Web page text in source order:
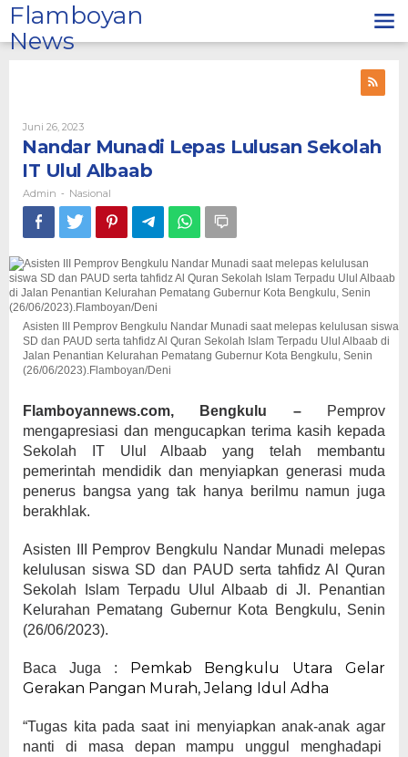
Lewati
ke
konten
Flamboyan
News
Juni 26, 2023Oleh
Admin
Nandar Munadi Lepas Lulusan Sekolah
IT Ulul Albaab
Admin - Nasional
Asisten III Pemprov Bengkulu Nandar Munadi saat melepas kelulusan siswa
SD dan PAUD serta tahfidz Al Quran Sekolah Islam Terpadu Ulul Albaab di
Jalan Penantian Kelurahan Pematang Gubernur Kota Bengkulu, Senin
(26/06/2023).Flamboyan/Deni
Flamboyannews.com, Bengkulu –Pemprov
mengapresiasi dan mengucapkan terima kasih kepada
Sekolah IT Ulul Albaab yang telah membantu
pemerintah mendidik dan menyiapkan generasi muda
penerus bangsa yang tak hanya berilmu namun juga
berakhlak.
Asisten III Pemprov Bengkulu Nandar Munadi melepas
kelulusan siswa SD dan PAUD serta tahfidz Al Quran
Sekolah Islam Terpadu Ulul Albaab di Jl. Penantian
Kelurahan Pematang Gubernur Kota Bengkulu, Senin
(26/06/2023).
Baca Juga : Pemkab Bengkulu Utara Gelar
Gerakan Pangan Murah, Jelang Idul Adha
“Tugas kita pada saat ini menyiapkan anak-anak agar
nanti di masa depan mampu unggul menghadapi